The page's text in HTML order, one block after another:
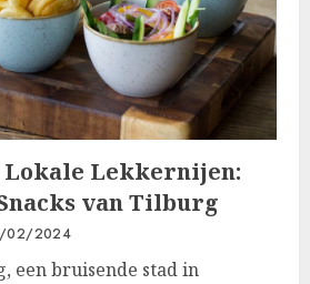
Lokale Lekkernijen:
van Tilburg
02/2024
een bruisende stad in